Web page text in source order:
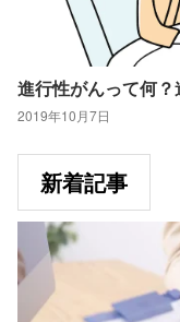
進行性がんって何
2019年10月7日
新着記事